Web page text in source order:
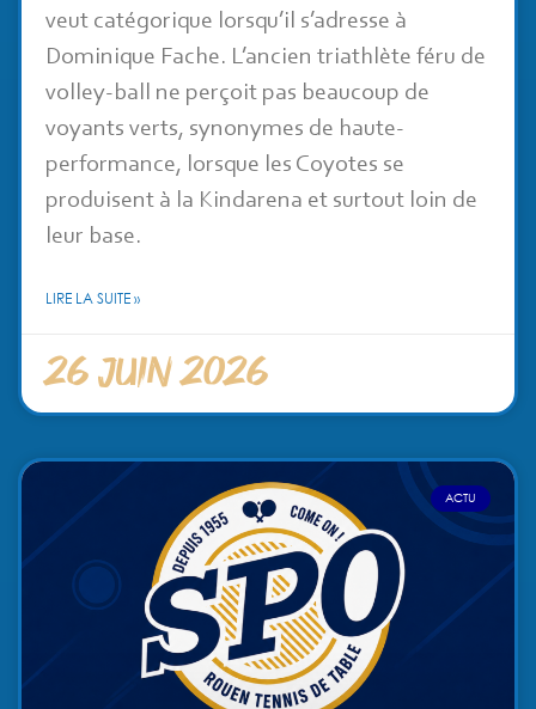
veut catégorique lorsqu’il s’adresse à
Dominique Fache. L’ancien triathlète féru de
volley-ball ne perçoit pas beaucoup de
voyants verts, synonymes de haute-
performance, lorsque les Coyotes se
produisent à la Kindarena et surtout loin de
leur base.
LIRE LA SUITE »
26 juin 2026
ACTU